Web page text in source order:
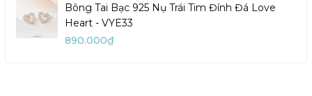
Bông Tai Bạc 925 Nụ Trái Tim Đính Đá Love
Heart - VYE33
890.000₫